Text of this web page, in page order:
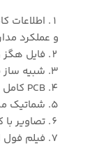
اطلاعات
و عملکرد
فایل
شبیه
PCB کامل مدار
شماتیک
تصاویر
فیلم فول